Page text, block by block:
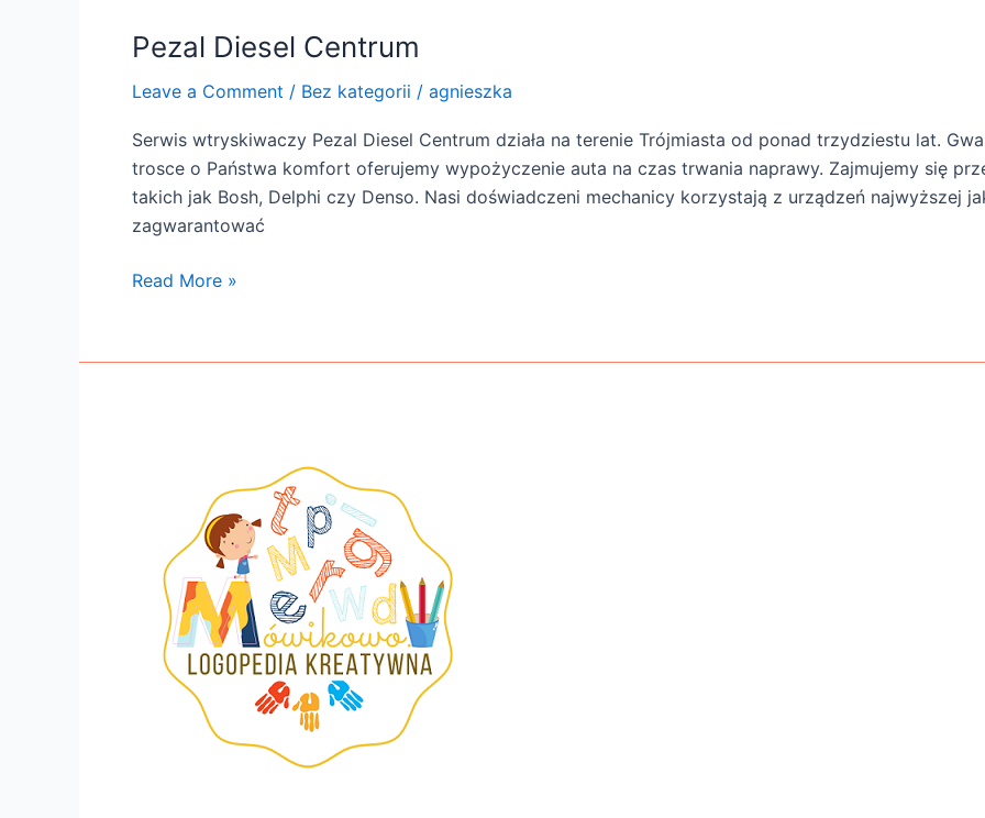
Pezal Diesel Centrum
Leave a Comment / Bez kategorii / agnieszka
Serwis wtryskiwaczy Pezal Diesel Centrum działa na terenie Trójmiasta od ponad trzydziestu lat.
trosce o Państwa komfort oferujemy wypożyczenie auta na czas trwania naprawy. Zajmujemy się
takich jak Bosh, Delphi czy Denso. Nasi doświadczeni mechanicy korzystają z urządzeń najwyższej
zagwarantować
Read More »
pomocami
logopedycznymi